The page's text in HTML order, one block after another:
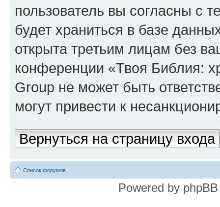
пользователь вы согласны с
будет храниться в базе
открыта третьим лицам без
конференции «Твоя Библия:
Group не может быть
могут привести к
Вернуться на страницу входа
Список форумов
Powered by